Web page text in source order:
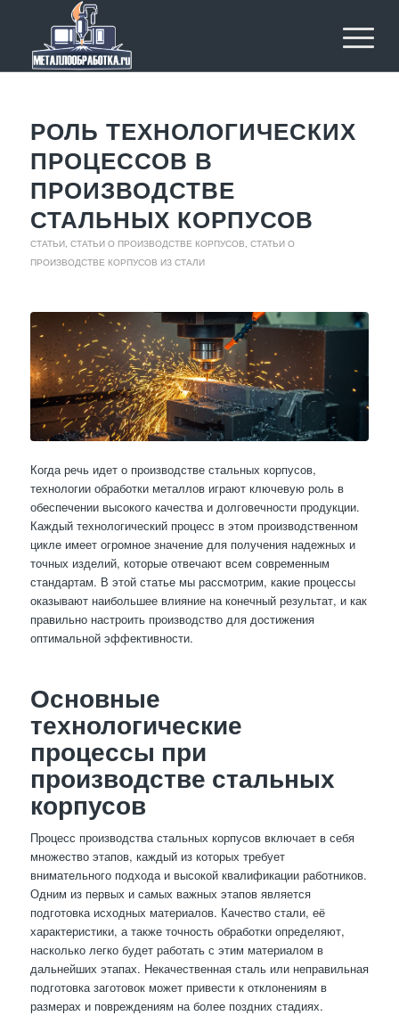
РОЛЬ ТЕХНОЛОГИЧЕСКИХ
ПРОЦЕССОВ В
ПРОИЗВОДСТВЕ
СТАЛЬНЫХ КОРПУСОВ
СТАТЬИ, СТАТЬИ О ПРОИЗВОДСТВЕ КОРПУСОВ СТАТЬИ О
ПРОИЗВОДСТВЕ КОРПУСОВ ИЗ СТАЛИ
Когда речь идет о производстве стальных корпусов,
технологии обработки металлов играют ключевую роль в
обеспечении высокого качества и долговечности продукции.
Каждый технологический процесс в этом производственном
цикле имеет огромное значение для получения надежных и
точных изделий, которые отвечают всем современным
стандартам. В этой статье мы рассмотрим, какие процессы
оказывают наибольшее влияние на конечный результат, и как
правильно настроить производство для достижения
оптимальной эффективности.
Основные
технологические
процессы при
производстве стальных
корпусов
Процесс производства стальных корпусов включает в себя
множество этапов, каждый из которых требует
внимательного подхода и высокой квалификации работников.
Одним из первых и самых важных этапов является
подготовка исходных материалов. Качество стали, её
характеристики, а также точность обработки определяют,
насколько легко будет работать с этим материалом в
дальнейших этапах. Некачественная сталь или неправильная
подготовка заготовок может привести к отклонениям в
размерах и повреждениям на более поздних стадиях.